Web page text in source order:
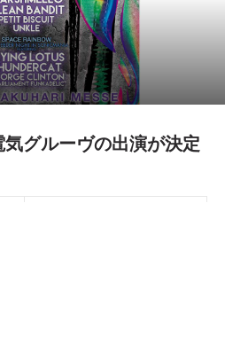
グルーヴの出演が決定